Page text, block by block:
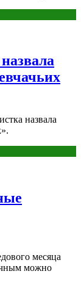
назвала
месяца
можно